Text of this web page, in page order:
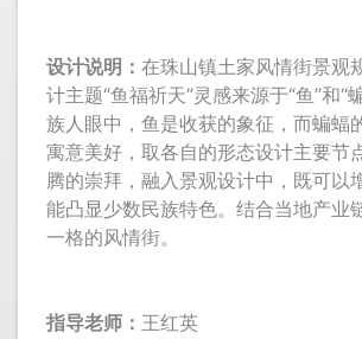
设计说明： 在珠山镇土家风情街景观
计主题“鱼福祈天”灵感来源于“鱼”和“
族人眼中，鱼是收获的象征，而蝙蝠
寓意美好，取各自的形态设计主要节
腾的崇拜，融入景观设计中，既可以
能凸显少数民族特色。结合当地产业
一格的风情街。
指导老师： 王红英